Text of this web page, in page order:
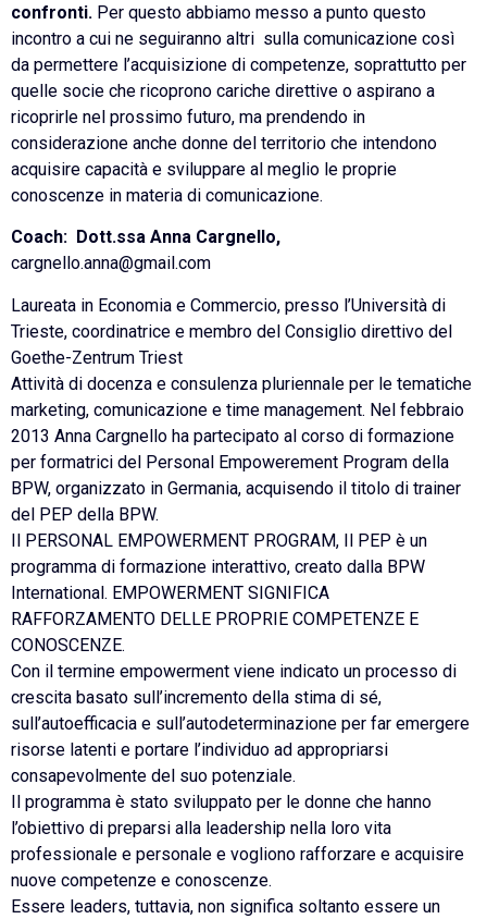
confronti. Per questo abbiamo messo a punto questo
incontro a cui ne seguiranno altri sulla comunicazione così
da permettere l’acquisizione di competenze, soprattutto per
quelle socie che ricoprono cariche direttive o aspirano a
ricoprirle nel prossimo futuro, ma prendendo in
considerazione anche donne del territorio che intendono
acquisire capacità e sviluppare al meglio le proprie
conoscenze in materia di comunicazione.
Coach: Dott.ssa Anna Cargnello,
cargnello.anna@gmail.com
Laureata in Economia e Commercio, presso l’Università di
Trieste, coordinatrice e membro del Consiglio direttivo del
Goethe-Zentrum Triest
Attività di docenza e consulenza pluriennale per le tematiche
marketing, comunicazione e time management. Nel febbraio
2013 Anna Cargnello ha partecipato al corso di formazione
per formatrici del Personal Empowerement Program della
BPW, organizzato in Germania, acquisendo il titolo di trainer
del PEP della BPW.
Il PERSONAL EMPOWERMENT PROGRAM, Il PEP è un
programma di formazione interattivo, creato dalla BPW
International. EMPOWERMENT SIGNIFICA
RAFFORZAMENTO DELLE PROPRIE COMPETENZE E
CONOSCENZE.
Con il termine empowerment viene indicato un processo di
crescita basato sull’incremento della stima di sé,
sull’autoefficacia e sull’autodeterminazione per far emergere
risorse latenti e portare l’individuo ad appropriarsi
consapevolmente del suo potenziale.
Il programma è stato sviluppato per le donne che hanno
l’obiettivo di preparsi alla leadership nella loro vita
professionale e personale e vogliono rafforzare e acquisire
nuove competenze e conoscenze.
Essere leaders, tuttavia, non significa soltanto essere un